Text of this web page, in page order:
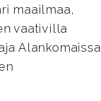
maailmaa,
vaativilla
Alankomaissa